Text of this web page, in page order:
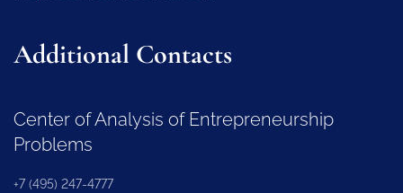
Additional Contacts
Center of Analysis of Entrepreneurship
Problems
+7 (495) 247-4777